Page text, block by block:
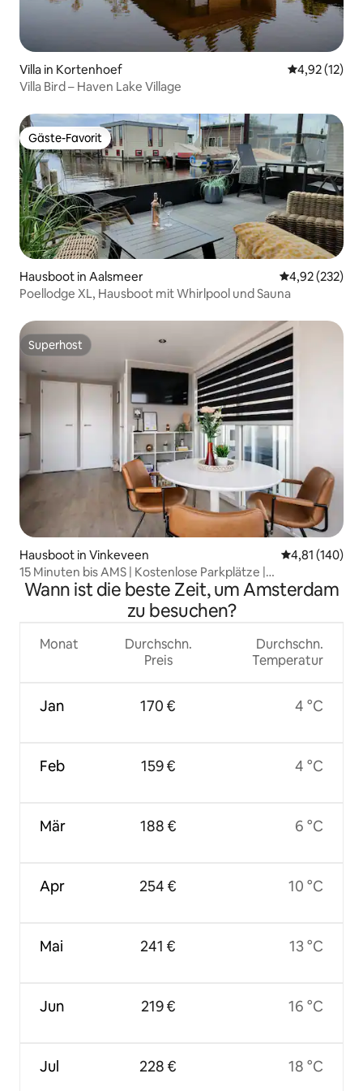
Villa in Kortenhoef
4,92 (12)
Villa Bird – Haven Lake Village
Gäste-Favorit
Gäste-Favorit
Hausboot in Aalsmeer
4,92 (232)
Poellodge XL, Hausboot mit Whirlpool und Sauna
Superhost
Superhost
Hausboot in Vinkeveen
4,81 (140)
15 Minuten bis AMS | Kostenlose Parkplätze |
Bushaltestelle 400 m
Wann ist die beste Zeit, um Amsterdam
zu besuchen?
Monat
Jan
Feb
Mär
Apr
Mai
Jun
Jul
Durchschn.
Preis
170 €
159 €
188 €
254 €
241 €
219 €
228 €
Durchschn.
Temperatur
4 °C
4 °C
6 °C
10 °C
13 °C
16 °C
18 °C